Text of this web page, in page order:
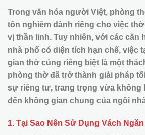
Trong văn hóa người Việt, phòng
tôn nghiêm dành riêng cho việc
vị thần linh. Tuy nhiên, với các căn
nhà phố có diện tích hạn chế, việc
gian thờ cúng riêng biệt là một
phòng thờ đã trở thành giải pháp
sự riêng tư, trang trọng vừa không
đến không gian chung của ngôi
1. Tại Sao Nên Sử Dụng Vách